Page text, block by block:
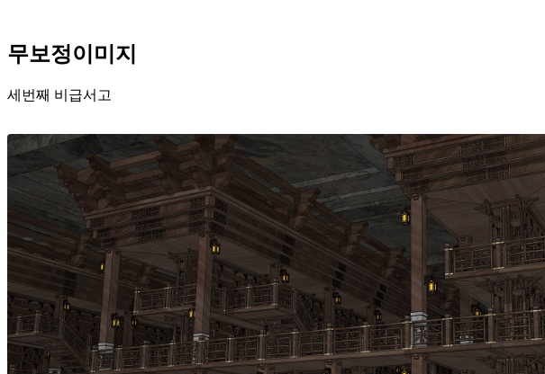
무보정이미지
세번째 비급서고